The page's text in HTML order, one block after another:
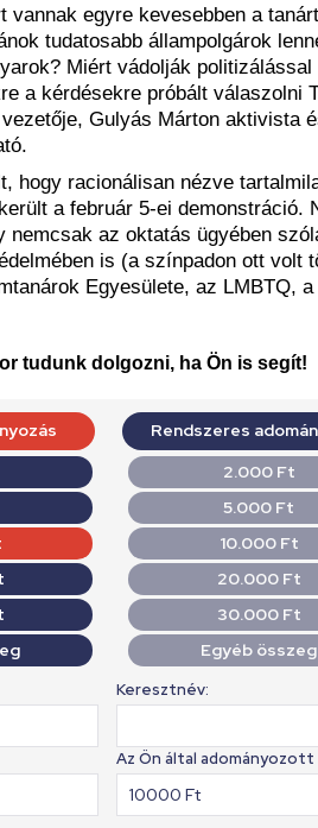
vannak egyre kevesebben a
tudatosabb állampolgárok
Miért vádolják
a kérdésekre próbált válaszolni
Gulyás Márton aktivista
hogy racionálisan nézve
a február 5-ei demonstráció.
nemcsak az oktatás ügyében
is (a színpadon ott volt
Egyesülete, az LMBTQ,
tudunk dolgozni, ha Ön is segít!